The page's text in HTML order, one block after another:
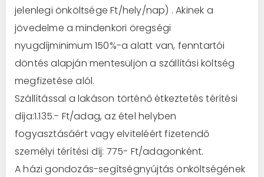
jelenlegi önköltsége Ft/hely/nap) . Akinek a
jövedelme a mindenkori öregségi
nyugdíjminimum 150%-a alatt van, fenntartói
döntés alapján mentesüljön a szállítási költség
megfizetése alól.
Szállítással a lakáson történő étkeztetés térítési
díja:1.135.- Ft/adag, az étel helyben
fogyasztásáért vagy elviteléért fizetendő
személyi térítési díj: 775- Ft/adagonként.
A házi gondozás-segítségnyújtás önköltségének